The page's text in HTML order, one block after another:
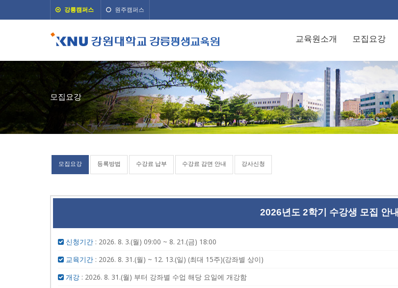
강릉캠퍼스 원주캠퍼스
교육원소개 모집요강
모집요강
모집요강 등록방법 수강료 납부 수강료 감면 안내 강사신청
2026년도 2학기 수강생 모집 안내
신청기간 : 2026. 8. 3.(월) 09:00 ~ 8. 21.(금) 18:00
교육기간 : 2026. 8. 31.(월) ~ 12. 13.(일) (최대 15주)(강좌별 상이)
개강 : 2026. 8. 31.(월) 부터 강좌별 수업 해당 요일에 개강함